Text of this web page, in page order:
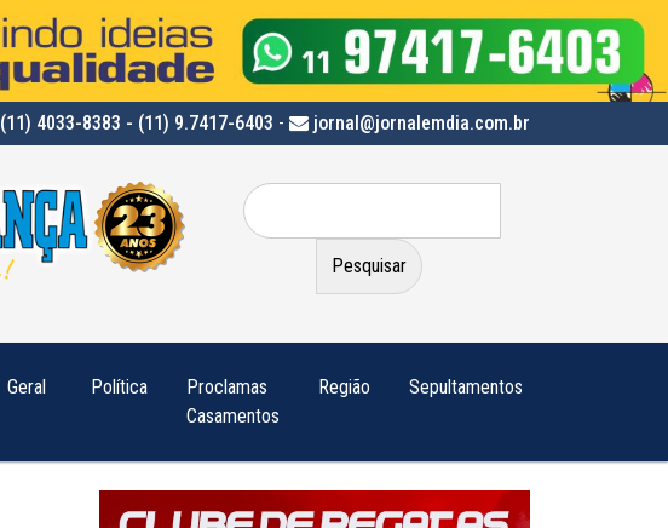
(11) 4033-8383 - (11) 9.7417-6403 - jornal@jornalemdia.com.br
Pesquisar
por:
Geral Política
Proclamas
Casamentos
Região Sepultamentos